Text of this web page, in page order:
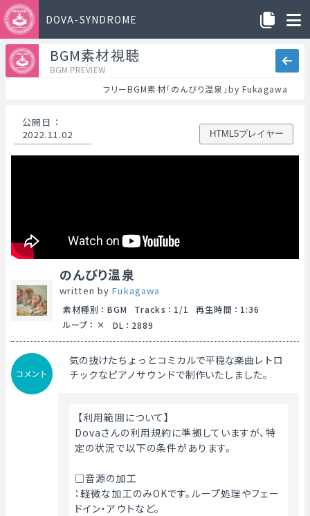
DOVA-SYNDROME
BGM素材視聴
BGM PREVIEW
フリーBGM素材「のんびり温泉」by Fukagawa
公開日 ：
2022.11.02
HTML5プレイヤー
のんびり温泉
written byFukagawa
素材種別 ： BGM Tracks ： 1/1 再生時間 ： 1:36
ループ ： DL ： 2889
コメント
気の抜けたちょっとコミカルで平穏な楽曲レトロ
チックなピアノサウンドで制作いたしました。
【利用範囲について】
Dovaさんの利用規約に準拠していますが、特
定の状況で以下の条件があります。
□音源の加工
：軽微な加工のみOKです。ループ処理やフェー
ドイン・アウトなど。